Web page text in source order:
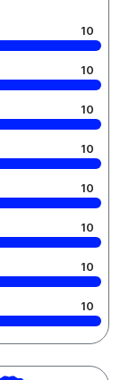
10
10
10
10
10
10
10
10